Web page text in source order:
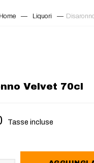
Home — Liquori —
Velvet 70cl
Tasse incluse